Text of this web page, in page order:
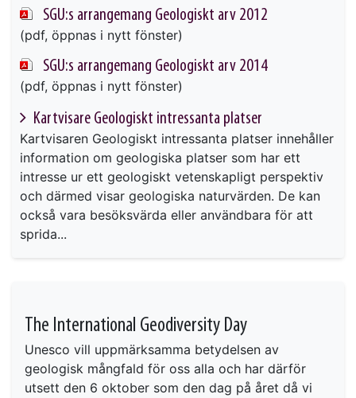
This link will take you to another page
SGU:s arrangemang Geologiskt arv 2012
(pdf, öppnas i nytt fönster)
SGU:s arrangemang Geologiskt arv 2014
(pdf, öppnas i nytt fönster)
Kartvisare Geologiskt intressanta platser
Kartvisaren Geologiskt intressanta platser innehåller
information om geologiska platser som har ett
intresse ur ett geologiskt vetenskapligt perspektiv
och därmed visar geologiska naturvärden. De kan
också vara besöksvärda eller användbara för att
sprida...
The International Geodiversity Day
Unesco vill uppmärksamma betydelsen av
geologisk mångfald för oss alla och har därför
utsett den 6 oktober som den dag på året då vi